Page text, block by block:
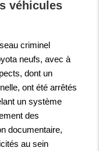
véhicules
criminel
neufs, avec à
dont un
ont été arrêtés
un système
des
documentaire,
au sein